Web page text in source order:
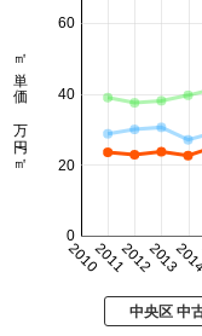
2010201120122013
0
20
40
60
㎡単価 万円/㎡
中央区 中